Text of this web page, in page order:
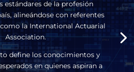
estándares de la profesión
alineándose con referentes
la International Actuarial
Association.
define los conocimientos y
en quienes aspiran a